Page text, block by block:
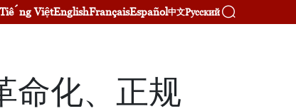
Tiếng ViệtEnglishFrançaisEspañol中文Русский
命化、正规